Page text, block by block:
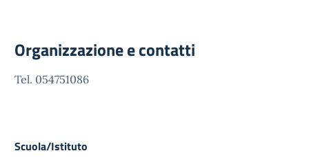
Organizzazione e contatti
Tel. 054751086
Scuola/Istituto